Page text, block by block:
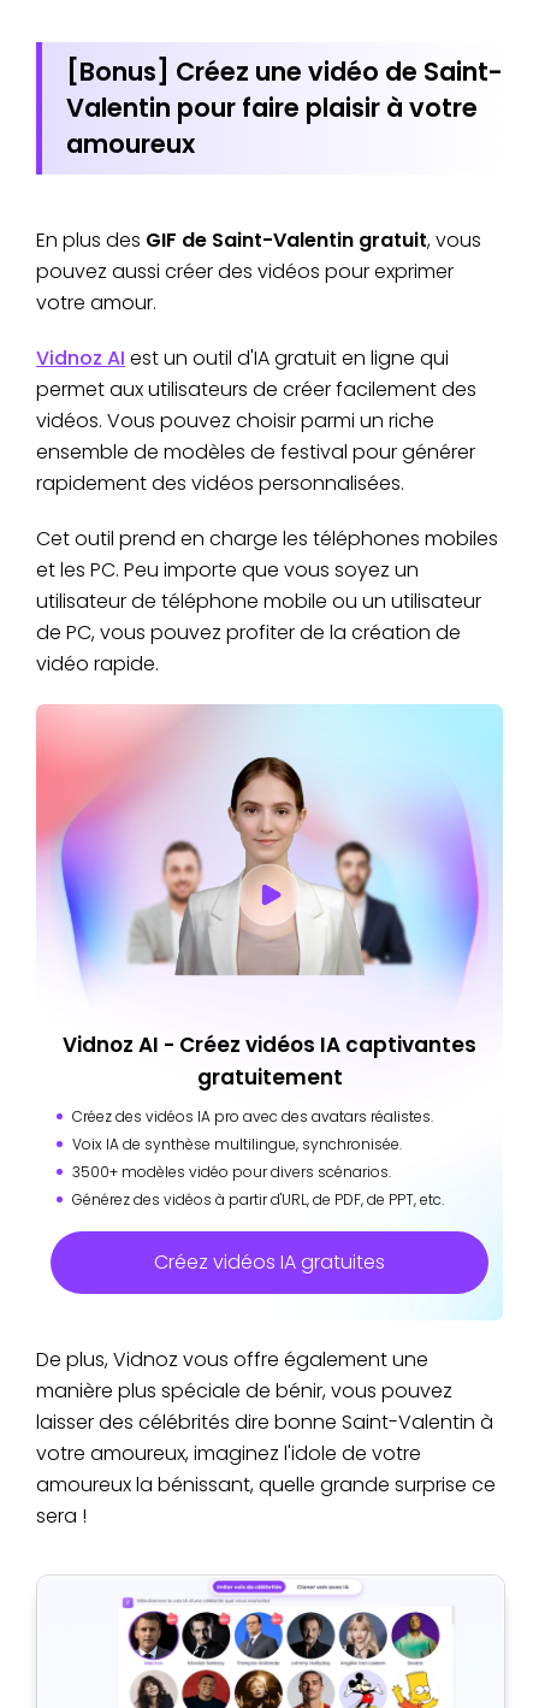
[Bonus] Créez une vidéo de Saint-
Valentin pour faire plaisir à votre
amoureux
En plus des GIF de Saint-Valentin gratuit, vous
pouvez aussi créer des vidéos pour exprimer
votre amour.
Vidnoz AI est un outil d'IA gratuit en ligne qui
permet aux utilisateurs de créer facilement des
vidéos. Vous pouvez choisir parmi un riche
ensemble de modèles de festival pour générer
rapidement des vidéos personnalisées.
Cet outil prend en charge les téléphones mobiles
et les PC. Peu importe que vous soyez un
utilisateur de téléphone mobile ou un utilisateur
de PC, vous pouvez profiter de la création de
vidéo rapide.
Vidnoz AI - Créez vidéos IA captivantes
gratuitement
Créez des vidéos IA pro avec des avatars réalistes.
Voix IA de synthèse multilingue, synchronisée.
3500+ modèles vidéo pour divers scénarios.
Générez des vidéos à partir d'URL, de PDF, de PPT, etc.
Créez vidéos IA gratuites
De plus, Vidnoz vous offre également une
manière plus spéciale de bénir, vous pouvez
laisser des célébrités dire bonne Saint-Valentin à
votre amoureux, imaginez l'idole de votre
amoureux la bénissant, quelle grande surprise ce
sera !